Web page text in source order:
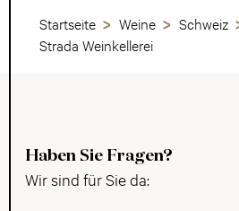
Startseite Weine Schweiz
Strada Weinkellerei
Haben Sie Fragen?
Wir sind für Sie da: